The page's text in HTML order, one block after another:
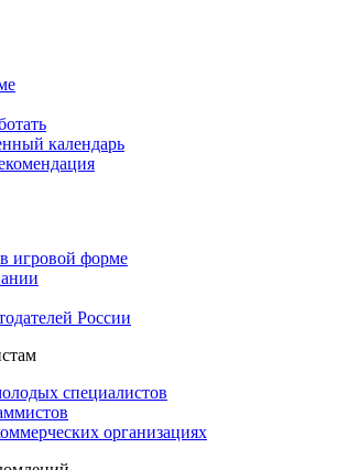
календарь
игровой форме
России
специалистов
организациях